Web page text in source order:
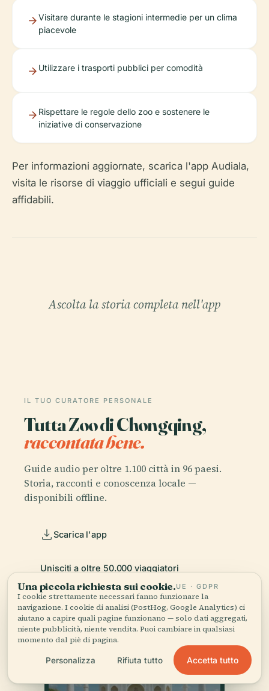
Visitare durante le stagioni intermedie per un clima
piacevole
Utilizzare i trasporti pubblici per comodità
Rispettare le regole dello zoo e sostenere le
iniziative di conservazione
Per informazioni aggiornate, scarica l'app Audiala,
visita le risorse di viaggio ufficiali e segui guide
affidabili.
Ascolta la storia completa nell'app
IL TUO CURATORE PERSONALE
Tutta Zoo di Chongqing,
raccontata bene.
Guide audio per oltre 1.100 città in 96 paesi.
Storia, racconti e conoscenza locale —
disponibili offline.
Scarica l'app
Unisciti a oltre 50.000 viaggiatori
Una piccola richiesta sui cookie.UE · GDPR
I cookie strettamente necessari fanno funzionare la
navigazione. I cookie di analisi (PostHog, Google Analytics) ci
aiutano a capire quali pagine funzionano — solo dati aggregati,
niente pubblicità, niente vendita. Puoi cambiare in qualsiasi
momento dal piè di pagina.
Personalizza Rifiuta tutto Accetta tutto